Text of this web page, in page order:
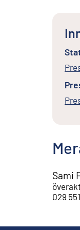
Sami
029